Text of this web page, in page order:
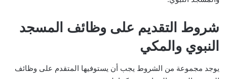
شروط التقديم على وظائف المسجد
النبوي والمكي
يوجد مجموعة من الشروط يجب أن يستوفيها المتقدم على وظائف